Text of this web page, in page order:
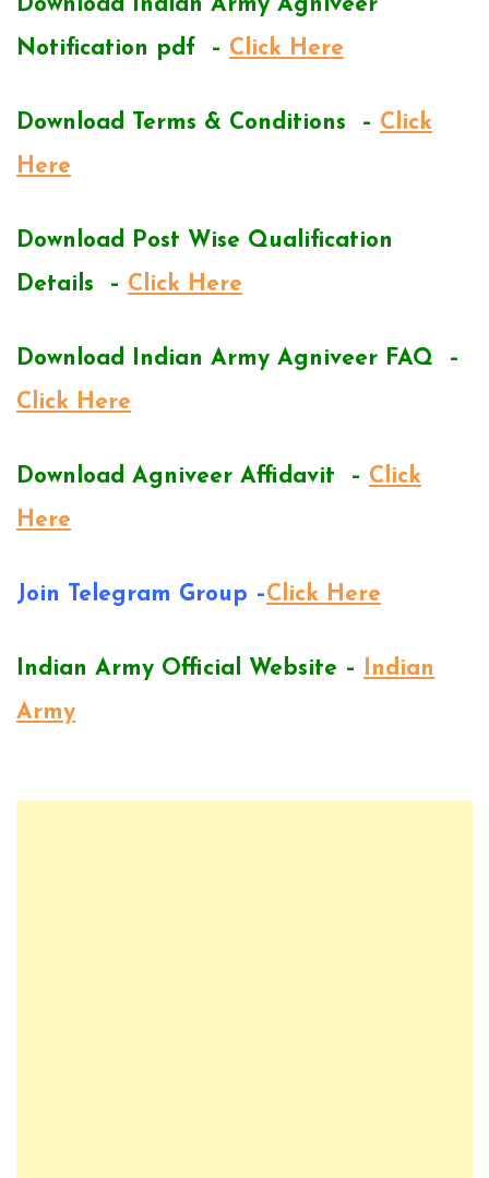
Download Indian Army Agniveer
Notification pdf – Click Here
Download Terms & Conditions – Click
Here
Download Post Wise Qualification
Details – Click Here
Download Indian Army Agniveer FAQ –
Click Here
Download Agniveer Affidavit – Click
Here
Join Telegram Group –Click Here
Indian Army Official Website –
Indian
Army